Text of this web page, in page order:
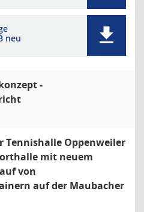
neu
-
Tennishalle Oppenweiler
mit neuem
von
auf der Maubacher